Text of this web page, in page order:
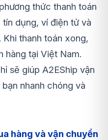
thức thanh toán
dụng, ví điện tử và
Khi thanh toán xong,
hàng tại Việt Nam.
sẽ giúp A2EShip vận
nhanh chóng và
hàng và vận chuyển